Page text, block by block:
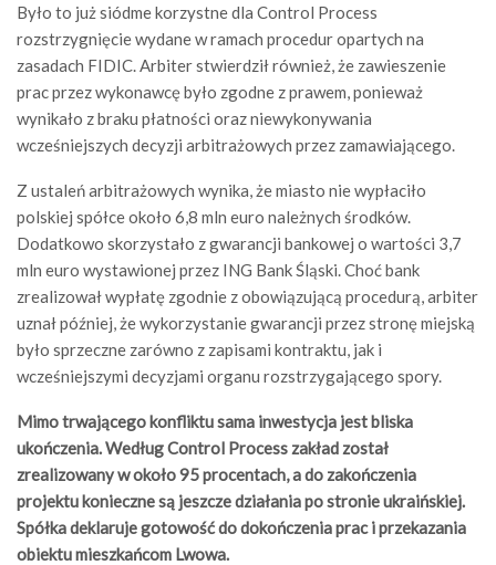
Było to już siódme korzystne dla Control Process
rozstrzygnięcie wydane w ramach procedur opartych na
zasadach FIDIC. Arbiter stwierdził również, że zawieszenie
prac przez wykonawcę było zgodne z prawem, ponieważ
wynikało z braku płatności oraz niewykonywania
wcześniejszych decyzji arbitrażowych przez zamawiającego.
Z ustaleń arbitrażowych wynika, że miasto nie wypłaciło
polskiej spółce około 6,8 mln euro należnych środków.
Dodatkowo skorzystało z gwarancji bankowej o wartości 3,7
mln euro wystawionej przez ING Bank Śląski. Choć bank
zrealizował wypłatę zgodnie z obowiązującą procedurą, arbiter
uznał później, że wykorzystanie gwarancji przez stronę miejską
było sprzeczne zarówno z zapisami kontraktu, jak i
wcześniejszymi decyzjami organu rozstrzygającego spory.
Mimo trwającego konfliktu sama inwestycja jest bliska
ukończenia. Według Control Process zakład został
zrealizowany w około 95 procentach, a do zakończenia
projektu konieczne są jeszcze działania po stronie ukraińskiej.
Spółka deklaruje gotowość do dokończenia prac i przekazania
obiektu mieszkańcom Lwowa.